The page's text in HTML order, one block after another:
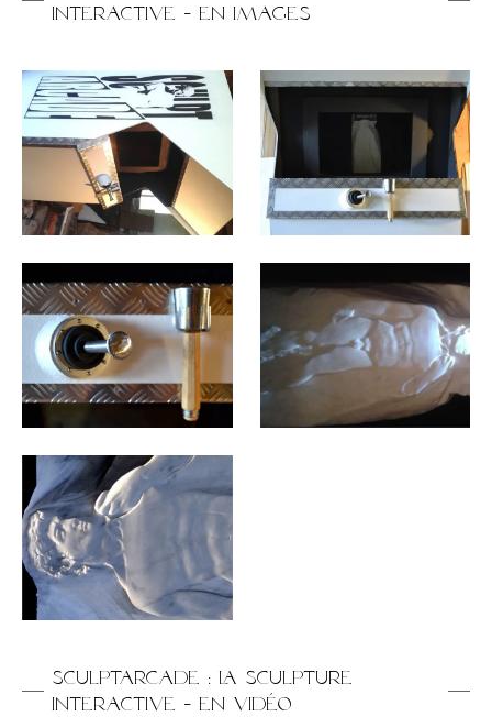
interactive - En images
Sculptarcade : LA sculpture
interactive - En vidéo